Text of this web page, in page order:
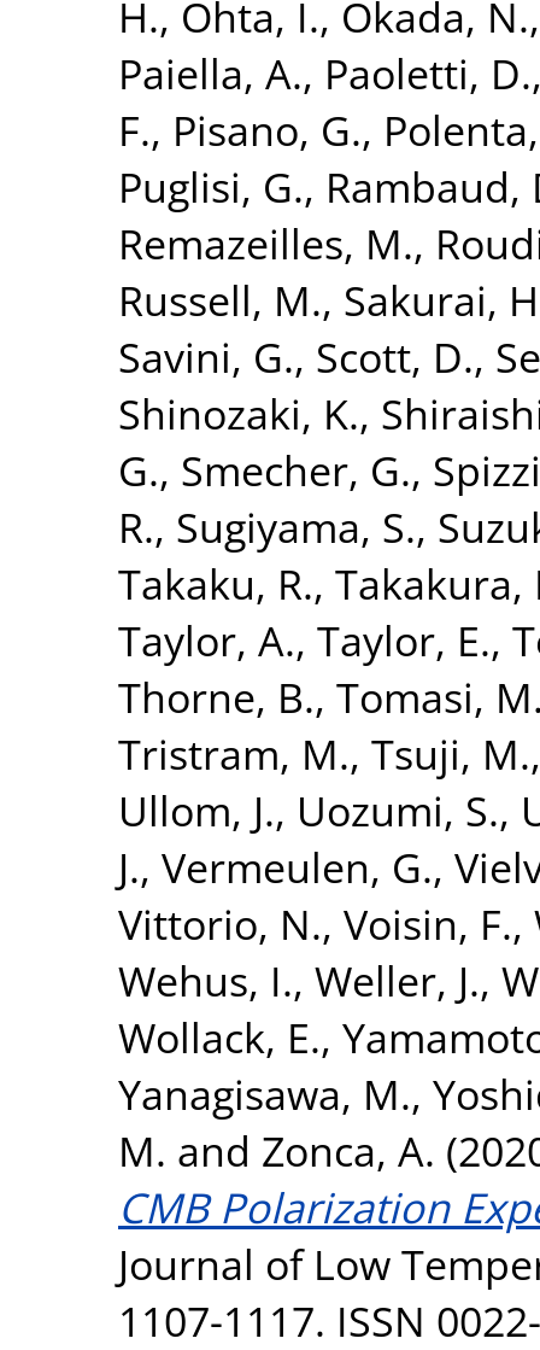
H., Ohta, I., Okada, N.
Paiella, A., Paoletti, D.
F., Pisano, G.,
Puglisi, G., Rambaud,
Remazeilles, M.,
Russell, M., Sakurai,
Savini, G., Scott, D.,
Shinozaki, K.,
G., Smecher, G.,
R., Sugiyama, S.,
Takaku, R., Takakura,
Taylor, A., Taylor, E.,
Thorne, B., Tomasi,
Tristram, M., Tsuji, M.
Ullom, J., Uozumi, S.,
J., Vermeulen, G.,
Vittorio, N., Voisin, F.,
Wehus, I., Weller, J.,
Wollack, E.,
Yanagisawa, M.,
M. and Zonca, A.
CMB Polarization
Journal of Low
1107-1117. ISSN